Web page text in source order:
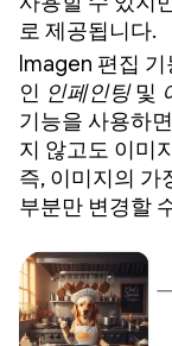
로 제공됩니다.
Imagen 편집
인 인페인팅및
기능을 사용하
지 않고도 이미
즉, 이미지의 가
부분만 변경할